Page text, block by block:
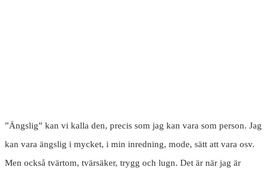
”Ängslig” kan vi kalla den, precis som jag kan vara som person. Jag
kan vara ängslig i mycket, i min inredning, mode, sätt att vara osv.
Men också tvärtom, tvärsäker, trygg och lugn. Det är när jag är